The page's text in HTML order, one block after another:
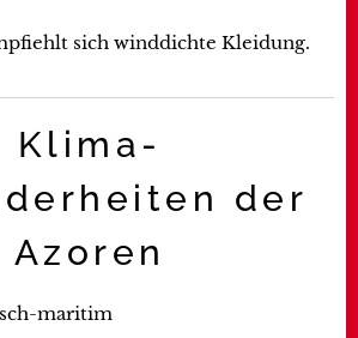
sich winddichte Kleidung.
Klima-
der
Azoren
maritim